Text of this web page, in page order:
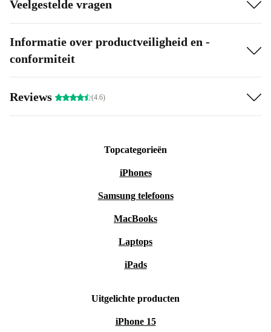
Veelgestelde vragen
Informatie over productveiligheid en -
conformiteit
Reviews (4.6)
Topcategorieën
iPhones
Samsung telefoons
MacBooks
Laptops
iPads
Uitgelichte producten
iPhone 15